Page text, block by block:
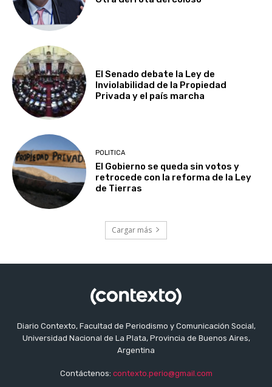
El Senado debate la Ley de
Inviolabilidad de la Propiedad
Privada y el país marcha
POLITICA
El Gobierno se queda sin votos y
retrocede con la reforma de la Ley
de Tierras
Cargar más
Diario Contexto, Facultad de Periodismo y Comunicación Social,
Universidad Nacional de La Plata, Provincia de Buenos Aires,
Argentina
Contáctenos: contexto.perio@gmail.com